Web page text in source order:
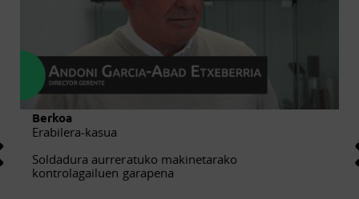
Berkoa
Erabilera-kasua
Soldadura aurreratuko makinetarako
kontrolagailuen garapena